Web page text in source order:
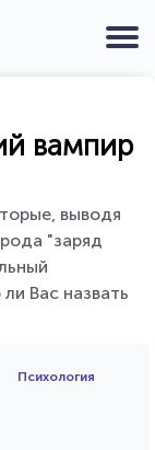
вампир
выводя
"заряд
Вас назвать
Психология